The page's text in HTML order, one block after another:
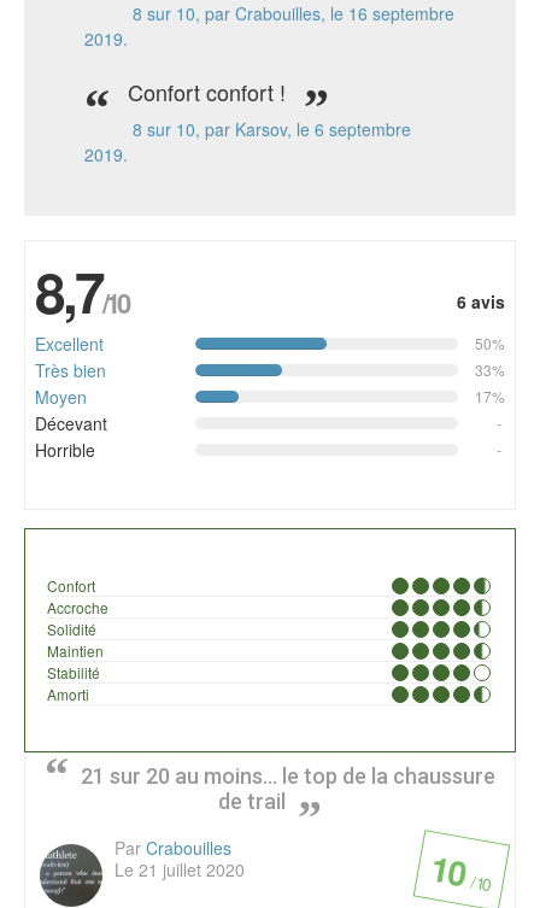
8 sur 10, par Crabouilles, le 16 septembre
2019.
Confort confort !
8 sur 10, par Karsov, le 6 septembre
2019.
6 avis
8,7/10
Excellent 50%
Très bien 33%
Moyen 17%
Décevant -
Horrible -
Confort
Accroche
Solidité
Maintien
Stabilité
Amorti
21 sur 20 au moins... le top de la chaussure
de trail
10/ 10
Par Crabouilles
Le 21 juillet 2020